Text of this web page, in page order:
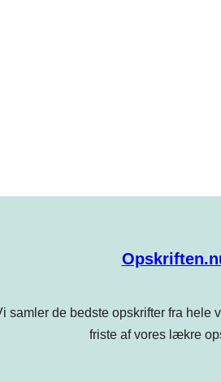
de bedste opskrifter fra
friste af vores lækre